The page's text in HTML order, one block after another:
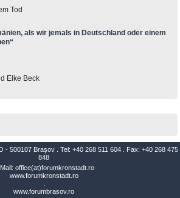
Tod
als wir jemals in Deutschland oder einem
Elke Beck
- 500107 Braşov . Tel: +40 268 511 604 . Fax: +40 268 475
848
office(at)forumkronstadt.ro
www.forumkronstadt.ro
www.forumbrasov.ro